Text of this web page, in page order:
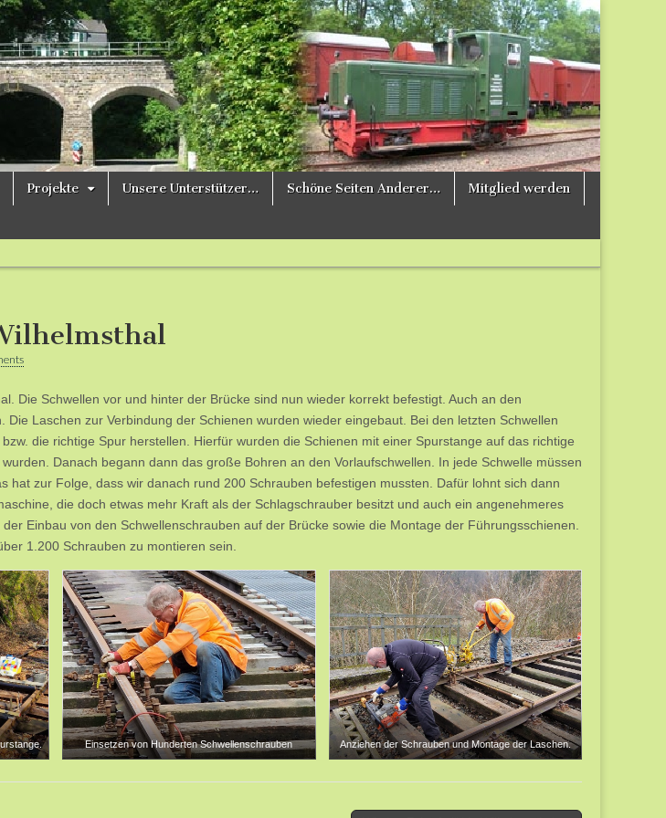
Projekte Unsere Unterstützer… Schöne Seiten Anderer… Mitglied werden
Die Schwellen vor und hinter der Brücke sind nun wieder korrekt befestigt. Auch an den
Die Laschen zur Verbindung der Schienen wurden wieder eingebaut. Bei den letzten Schwellen
die richtige Spur herstellen. Hierfür wurden die Schienen mit einer Spurstange auf das richtige
Danach begann dann das große Bohren an den Vorlaufschwellen. In jede Schwelle müssen
hat zur Folge, dass wir danach rund 200 Schrauben befestigen mussten. Dafür lohnt sich dann
die doch etwas mehr Kraft als der Schlagschrauber besitzt und auch ein angenehmeres
Einbau von den Schwellenschrauben auf der Brücke sowie die Montage der Führungsschienen.
1.200 Schrauben zu montieren sein.
Einsetzen von Hunderten Schwellenschrauben Anziehen der Schrauben und Montage der Laschen.